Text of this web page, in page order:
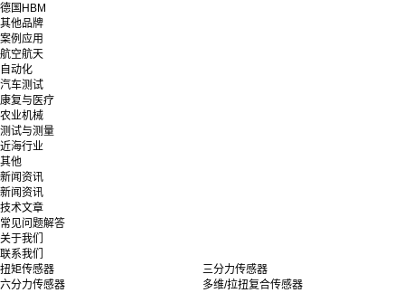
德国HBM
其他品牌
案例应用
航空航天
自动化
汽车测试
康复与医疗
农业机械
测试与测量
近海行业
其他
新闻资讯
新闻资讯
技术文章
常见问题解答
关于我们
联系我们
扭矩传感器
三分力传感器
六分力传感器
多维/拉扭复合传感器